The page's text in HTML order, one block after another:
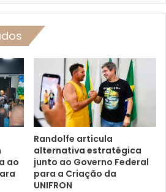
ao
Randolfe articula
alternativa estratégica
junto ao Governo Federal
para a Criação da
UNIFRON